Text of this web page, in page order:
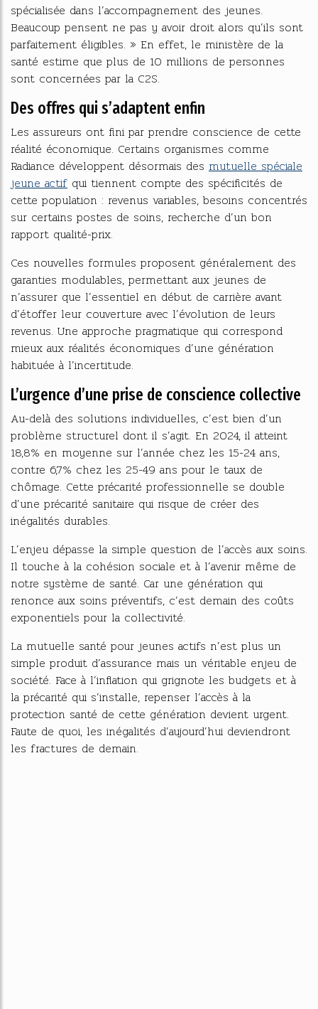
spécialisée dans l’accompagnement des jeunes.
Beaucoup pensent ne pas y avoir droit alors qu’ils sont
parfaitement éligibles. » En effet, le ministère de la
santé estime que plus de 10 millions de personnes
sont concernées par la C2S.
Des offres qui s’adaptent enfin
Les assureurs ont fini par prendre conscience de cette
réalité économique. Certains organismes comme
Radiance développent désormais des mutuelle spéciale
jeune actif qui tiennent compte des spécificités de
cette population : revenus variables, besoins concentrés
sur certains postes de soins, recherche d’un bon
rapport qualité-prix.
Ces nouvelles formules proposent généralement des
garanties modulables, permettant aux jeunes de
n’assurer que l’essentiel en début de carrière avant
d’étoffer leur couverture avec l’évolution de leurs
revenus. Une approche pragmatique qui correspond
mieux aux réalités économiques d’une génération
habituée à l’incertitude.
L’urgence d’une prise de conscience collective
Au-delà des solutions individuelles, c’est bien d’un
problème structurel dont il s’agit. En 2024, il atteint
18,8% en moyenne sur l’année chez les 15-24 ans,
contre 6,7% chez les 25-49 ans pour le taux de
chômage. Cette précarité professionnelle se double
d’une précarité sanitaire qui risque de créer des
inégalités durables.
L’enjeu dépasse la simple question de l’accès aux soins.
Il touche à la cohésion sociale et à l’avenir même de
notre système de santé. Car une génération qui
renonce aux soins préventifs, c’est demain des coûts
exponentiels pour la collectivité.
La mutuelle santé pour jeunes actifs n’est plus un
simple produit d’assurance mais un véritable enjeu de
société. Face à l’inflation qui grignote les budgets et à
la précarité qui s’installe, repenser l’accès à la
protection santé de cette génération devient urgent.
Faute de quoi, les inégalités d’aujourd’hui deviendront
les fractures de demain.